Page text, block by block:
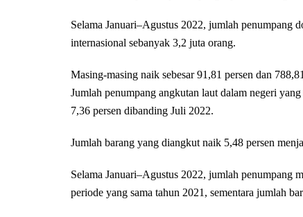
Selama Januari–Agustus 2022, jumlah penumpang
internasional sebanyak 3,2 juta orang.
Masing-masing naik sebesar 91,81 persen dan
Jumlah penumpang angkutan laut dalam negeri
7,36 persen dibanding Juli 2022.
Jumlah barang yang diangkut naik 5,48 persen
Selama Januari–Agustus 2022, jumlah penumpang
periode yang sama tahun 2021, sementara jumlah